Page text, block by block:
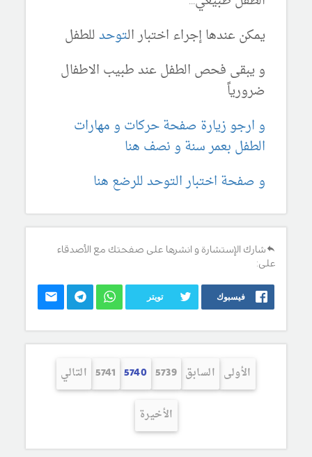
يمكن عندها إجراء اختبار التوحدللطفل
و يبقى فحص الطفل عند طبيب الاطفال
ضرورياً
و ارجو زيارة صفحة حركات و مهارات
الطفل بعمر سنة و نصف هنا
و صفحة اختبار التوحد للرضع هنا
شارك الإستشارة و انشرها على صفحتك مع الأصدقاء
على:
فيسبوك تويتر
الأولى السابق 5739
5740
5741 التالي
الأخيرة